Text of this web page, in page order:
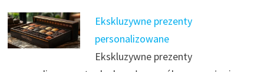
Ekskluzywne prezenty
personalizowane
Ekskluzywne prezenty